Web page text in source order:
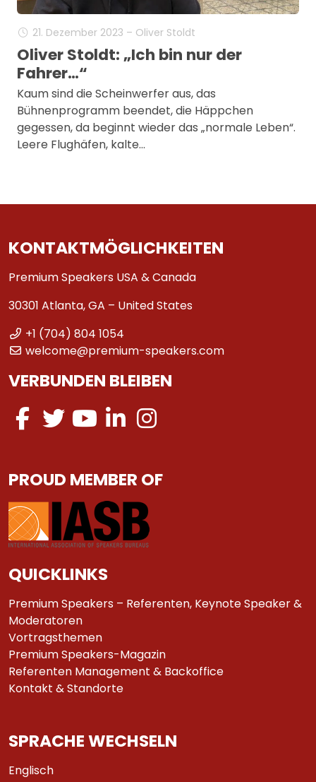
21. Dezember 2023 – Oliver Stoldt
Oliver Stoldt: „Ich bin nur der
Fahrer…“
Kaum sind die Scheinwerfer aus, das
Bühnenprogramm beendet, die Häppchen
gegessen, da beginnt wieder das „normale Leben“.
Leere Flughäfen, kalte…
KONTAKTMÖGLICHKEITEN
Premium Speakers USA & Canada
30301 Atlanta, GA – United States
+1 (704) 804 1054
welcome@premium-speakers.com
VERBUNDEN BLEIBEN
PROUD MEMBER OF
QUICKLINKS
Premium Speakers – Referenten, Keynote Speaker &
Moderatoren
Vortragsthemen
Premium Speakers-Magazin
Referenten Management & Backoffice
Kontakt & Standorte
SPRACHE WECHSELN
Englisch